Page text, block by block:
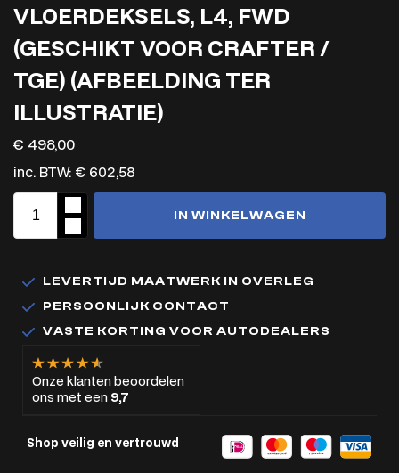
VLOERDEKSELS, L4, FWD
(GESCHIKT VOOR CRAFTER /
TGE) (AFBEELDING TER
ILLUSTRATIE)
€ 498,00
inc. BTW: € 602,58
IN WINKELWAGEN
LEVERTIJD MAATWERK IN OVERLEG
PERSOONLIJK CONTACT
VASTE KORTING VOOR AUTODEALERS
Onze klanten beoordelen
ons met een 9,7
Shop veilig en vertrouwd